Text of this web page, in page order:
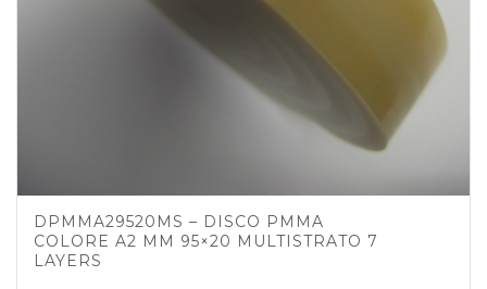
DPMMA29520MS – DISCO PMMA
COLORE A2 MM 95×20 MULTISTRATO 7
LAYERS